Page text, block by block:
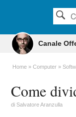
Canale
Home Computer
Come
diSalvatore Aranzulla